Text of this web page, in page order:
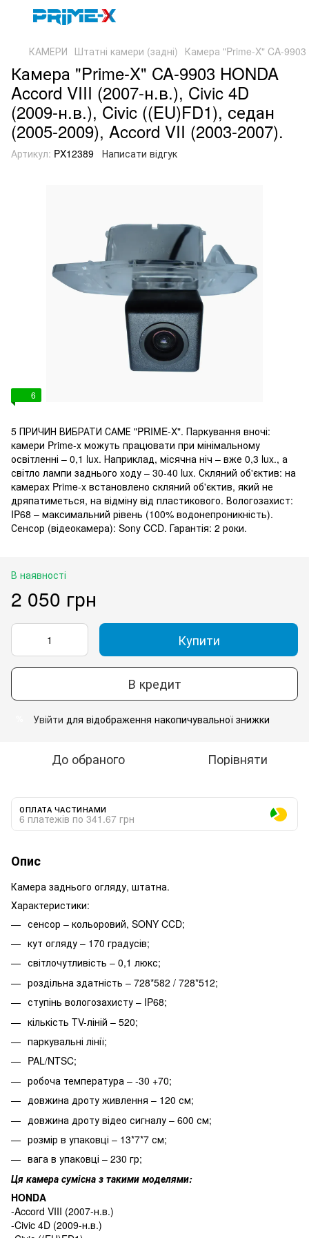
КАМЕРИ Штатні камери (задні) Камера "Prime-X" CA-
Камера "Prime-X" CA-9903 HONDA
Accord VIII (2007-н.в.), Civic 4D
(2009-н.в.), Civic ((EU)FD1), седан
(2005-2009), Accord VII (2003-2007).
Артикул: PX12389 Написати відгук
6
5 ПРИЧИН ВИБРАТИ САМЕ "PRIME-X". Паркування вночі:
камери Prime-x можуть працювати при мінімальному
освітленні – 0,1 lux. Наприклад, місячна ніч – вже 0,3 lux., а
світло лампи заднього ходу – 30-40 lux. Скляний об'єктив: на
камерах Prime-x встановлено скляний об'єктив, який не
дряпатиметься, на відміну від пластикового. Вологозахист:
IP68 – максимальний рівень (100% водонепроникність).
Сенсор (відеокамера): Sony CCD. Гарантія: 2 роки.
В наявності
2 050 грн
Купити
В кредит
Увійти для відображення накопичувальної знижки
До обраного Порівняти
ОПЛАТА ЧАСТИНАМИ
6 платежів по 341.67 грн
Опис
Камера заднього огляду, штатна.
Характеристики:
сенсор – кольоровий, SONY CCD;
кут огляду – 170 градусів;
світлочутливість – 0,1 люкс;
роздільна здатність – 728*582 / 728*512;
ступінь вологозахисту – IP68;
кількість TV-ліній – 520;
паркувальні лінії;
PAL/NTSC;
робоча температура – -30 +70;
довжина дроту живлення – 120 см;
довжина дроту відео сигналу – 600 см;
розмір в упаковці – 13*7*7 см;
вага в упаковці – 230 гр;
Ця камера сумісна з такими моделями:
HONDA
-Accord VIII (2007-н.в.)
-Civic 4D (2009-н.в.)